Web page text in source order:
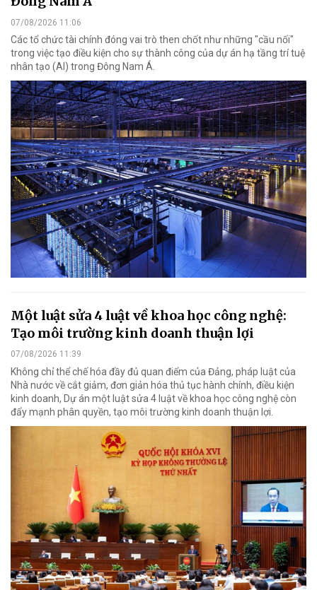
07/08/2026 11:06
Các tổ chức tài chính đóng vai trò then chốt như những "cầu nối"
trong việc tạo điều kiện cho sự thành công của dự án hạ tầng trí tuệ
nhân tạo (AI) trong Đông Nam Á.
Một luật sửa 4 luật về khoa học công nghệ:
Tạo môi trường kinh doanh thuận lợi
07/08/2026 11:39
Không chỉ thể chế hóa đầy đủ quan điểm của Đảng, pháp luật của
Nhà nước về cắt giảm, đơn giản hóa thủ tục hành chính, điều kiện
kinh doanh, Dự án một luật sửa 4 luật về khoa học công nghệ còn
đẩy mạnh phân quyền, tạo môi trường kinh doanh thuận lợi.